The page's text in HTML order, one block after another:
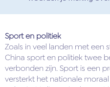
Sport en politiek
Zoals in veel landen met een
China sport en politiek twee
verbonden zijn. Sport is een
versterkt het nationale